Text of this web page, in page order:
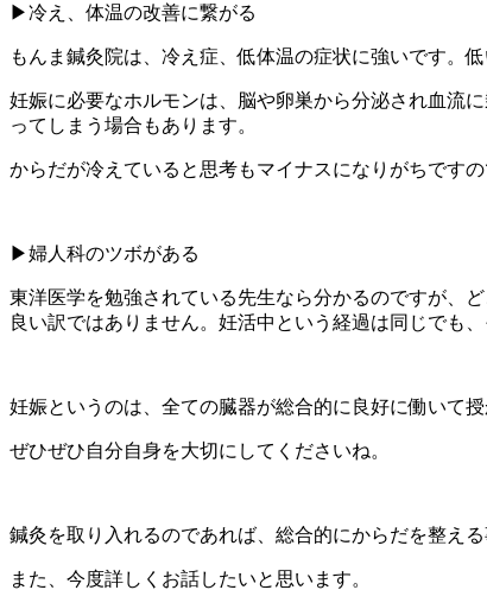
▶︎冷え、体温の改善に繋がる
もんま鍼灸院は、冷え症、低体温の症状に強いです。
妊娠に必要なホルモンは、脳や卵巣から分泌され血流
ってしまう場合もあります。
からだが冷えていると思考もマイナスになりがちです
▶︎婦人科のツボがある
東洋医学を勉強されている先生なら分かるのですが、
良い訳ではありません。妊活中という経過は同じでも
妊娠というのは、全ての臓器が総合的に良好に働いて授
ぜひぜひ自分自身を大切にしてくださいね。
鍼灸を取り入れるのであれば、総合的にからだを整え
また、今度詳しくお話したいと思います。